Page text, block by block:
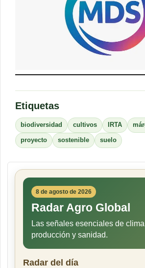
Etiquetas
biodiversidad cultivos IRTA
proyecto sostenible suelo
8 de agosto de 2026
Radar Agro Global
Las señales esenciales de
producción y sanidad.
Radar del día